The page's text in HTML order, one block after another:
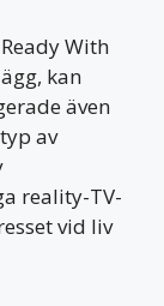
With
kan
även
av
reality-TV-
vid liv